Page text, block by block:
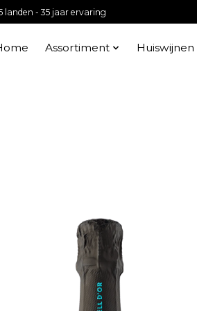
- 35 jaar ervaring
Assortiment Huiswijnen